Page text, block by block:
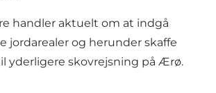
handler aktuelt om at indgå
jordarealer og herunder skaffe
yderligere skovrejsning på Ærø.